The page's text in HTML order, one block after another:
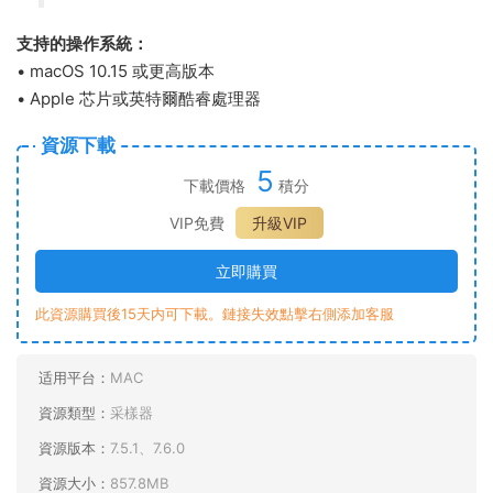
支持的操作系統：
• macOS 10.15 或更高版本
• Apple 芯片或英特爾酷睿處理器
資源下載
下載價格 5 積分
VIP免費
升級VIP
立即購買
此資源購買後15天内可下載。鏈接失效點擊右側添加客服
适用平台： MAC
資源類型： 采樣器
資源版本： 7.5.1、7.6.0
資源大小： 857.8MB